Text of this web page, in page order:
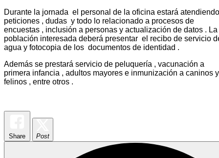
Durante la jornada el personal de la oficina estará atendiendo
peticiones , dudas y todo lo relacionado a procesos de
encuestas , inclusión a personas y actualización de datos . La
población interesada deberá presentar el recibo de servicio
agua y fotocopia de los documentos de identidad .
Además se prestará servicio de peluquería , vacunación a
primera infancia , adultos mayores e inmunización a caninos y
felinos , entre otros .
Share Post